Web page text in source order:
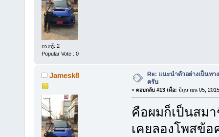
กระทู้: 2
Popular Vote : 0
Jamesk8
Re: แนะนำตัวอย่างเป็นท
ครับ
« ตอบกลับ #13 เมื่อ: มิถุนายน 05,
คือผมก็เป็นสมา
เคยลองโพสข้